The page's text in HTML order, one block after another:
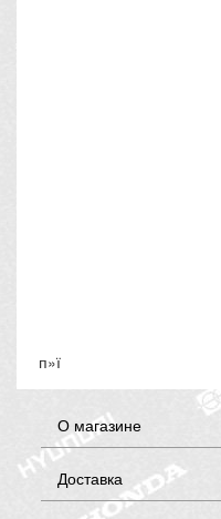
п»ї
О магазине
Доставка